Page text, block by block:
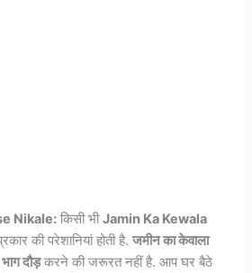
Nikale: किसी भीJamin Ka Kewala
की परेशानियां होती है.जमीन का केवाला
भाग दौड़करने की जरूरत नहीं है. आप घर बैठे